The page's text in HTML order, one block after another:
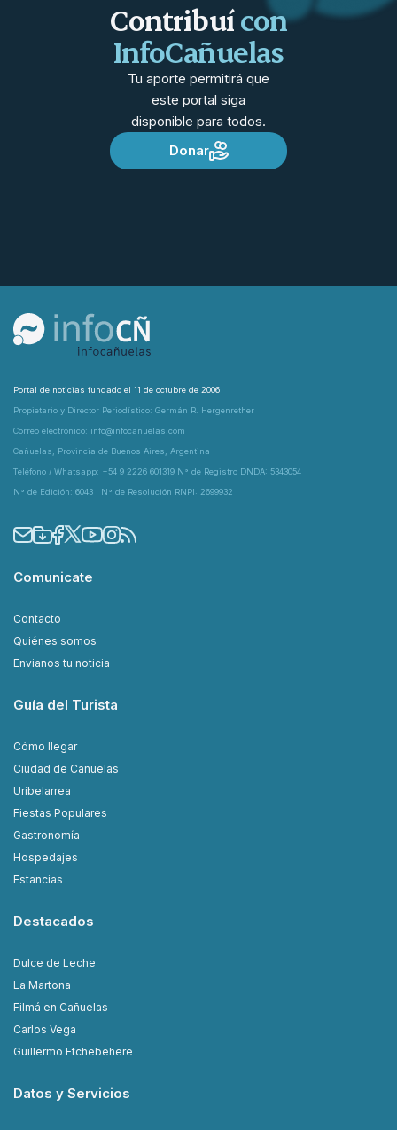
Contribuícon
InfoCañuelas
Tu aporte permitirá que
este portal siga
disponible para todos.
Donar
Portal de noticias fundado el 11 de octubre de 2006
Propietario y Director Periodístico: Germán R. Hergenrether
Correo electrónico: info@infocanuelas.com
Cañuelas, Provincia de Buenos Aires, Argentina
Teléfono / Whatsapp: +54 9 2226 601319 N° de Registro DNDA: 5343054
N° de Edición: 6043 | N° de Resolución RNPI: 2699932
Comunicate
Contacto
Quiénes somos
Envianos tu noticia
Guía del Turista
Cómo llegar
Ciudad de Cañuelas
Uribelarrea
Fiestas Populares
Gastronomía
Hospedajes
Estancias
Destacados
Dulce de Leche
La Martona
Filmá en Cañuelas
Carlos Vega
Guillermo Etchebehere
Datos y Servicios